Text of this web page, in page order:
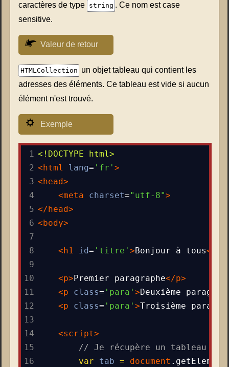
caractères de type string . Ce nom est case
sensitive.
Valeur de retour
HTMLCollection un objet tableau qui contient les
adresses des éléments. Ce tableau est vide si aucun
élément n'est trouvé.
Exemple
1 <!DOCTYPE html>
2 < html lang= 'fr' >
3 < head>
4
<meta charset="utf-8">
5 </ head>
6 < body>
7
8
< h1 id= 'titre' >Bonjour à tous</
9
10
<p> Premier paragraphe</p>
11
<p class= 'para' >Deuxième
12
<p class= 'para' >Troisième
13
14
<script>
15
// Je récupère un tableau de
16
var tab = document .